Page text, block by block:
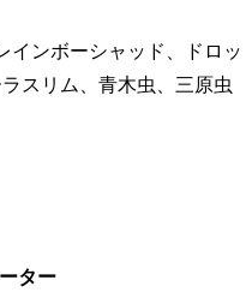
ンボーシャッド、ドロッ
スリム、青木虫、三原虫
ター